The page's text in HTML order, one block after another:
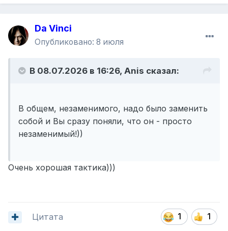
Da Vinci
Опубликовано: 8 июля
В 08.07.2026 в 16:26, Anis сказал:
В общем, незаменимого, надо было заменить
собой и Вы сразу поняли, что он - просто
незаменимый!))
Очень хорошая тактика)))
1 1
Цитата